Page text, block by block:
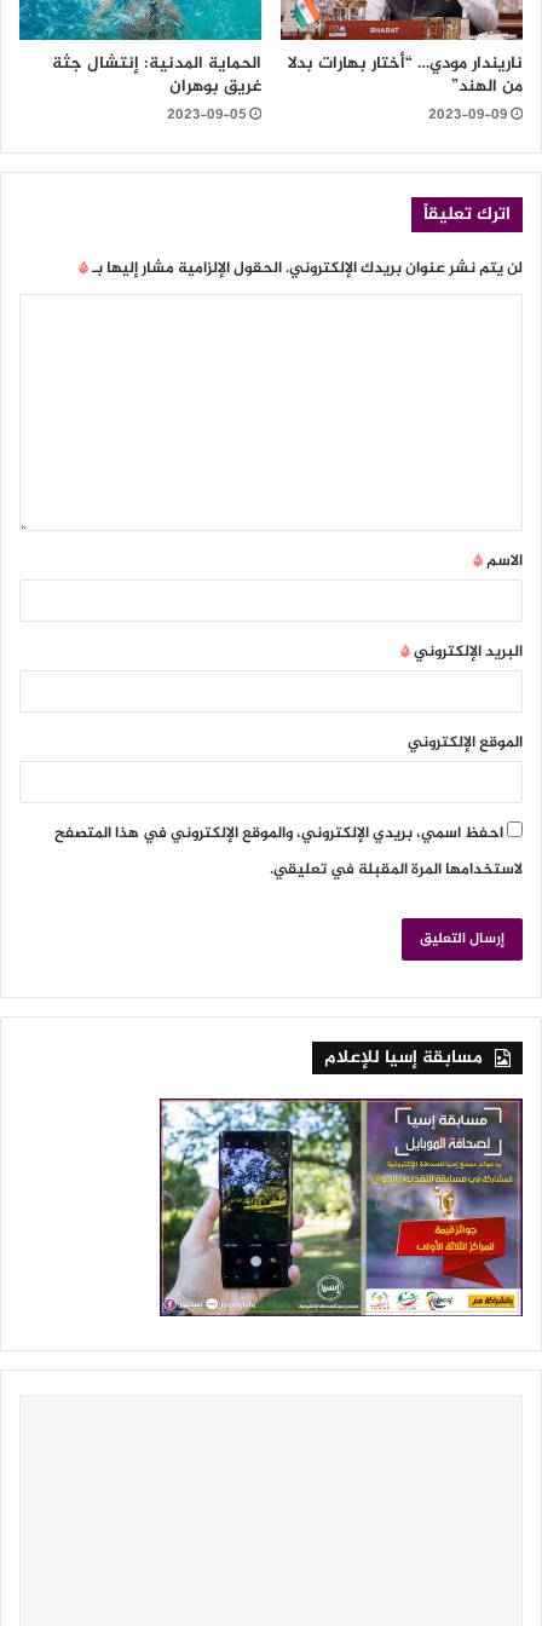
ناريندار مودي… “أختار بهارات بدلا
من الهند”
2023-09-09
الحماية المدنية: إنتشال جثة
غريق بوهران
2023-09-05
اترك تعليقاً
لن يتم نشر عنوان بريدك الإلكتروني.الحقول الإلزامية مشار إليها بـ*
الاسم*
البريد الإلكتروني*
الموقع الإلكتروني
احفظ اسمي، بريدي الإلكتروني، والموقع الإلكتروني في هذا المتصفح
لاستخدامها المرة المقبلة في تعليقي.
مسابقة إسيا للإعلام